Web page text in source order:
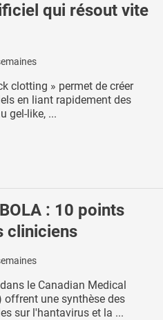
qui résout vite
clotting » permet de créer
en liant rapidement des
gel-like, ...
: 10 points
cliniciens
le Canadian Medical
une synthèse des
sur l'hantavirus et la ...